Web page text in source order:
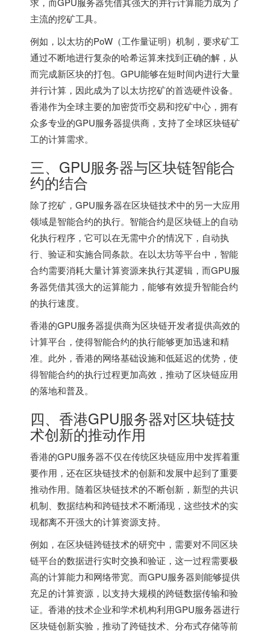
主流的挖矿工具。
例如，以太坊的PoW（工作量证明）机制，要求矿工
通过不断地进行复杂的哈希运算来找到正确的解，从
而完成新区块的打包。GPU能够在短时间内进行大量
并行计算，因此成为了以太坊挖矿的首选硬件设备。
香港作为全球主要的加密货币交易和挖矿中心，拥有
众多专业的GPU服务器提供商，支持了全球区块链矿
工的计算需求。
三、GPU服务器与区块链智能合
约的结合
除了挖矿，GPU服务器在区块链技术中的另一大应用
领域是智能合约的执行。智能合约是区块链上的自动
化执行程序，它可以在无需中介的情况下，自动执
行、验证和实施合同条款。在以太坊等平台中，智能
合约需要消耗大量计算资源来执行其逻辑，而GPU服
务器凭借其强大的运算能力，能够有效提升智能合约
的执行速度。
香港的GPU服务器提供商为区块链开发者提供高效的
计算平台，使得智能合约的执行能够更加迅速和精
准。此外，香港的网络基础设施和低延迟的优势，使
得智能合约的执行过程更加高效，推动了区块链应用
的落地和普及。
四、 香港GPU服务器对区块链技
术创新的推动作用
香港的GPU服务器不仅在传统区块链应用中发挥着重
要作用，还在区块链技术的创新和发展中起到了重要
推动作用。随着区块链技术的不断创新，新型的共识
机制、数据结构和跨链技术不断涌现，这些技术的实
现都离不开强大的计算资源支持。
例如，在区块链跨链技术的研究中，需要对不同区块
链平台的数据进行实时交换和验证，这一过程需要极
高的计算能力和网络带宽。而GPU服务器则能够提供
充足的计算资源，以支持大规模的跨链数据传输和验
证。香港的技术企业和学术机构利用GPU服务器进行
区块链创新实验，推动了跨链技术、分布式存储等前